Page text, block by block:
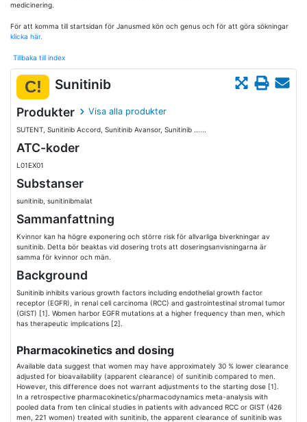
medicinering.
För att komma till startsidan för Janusmed kön och genus och för att göra sökningar
klicka här.
Tillbaka till index
C! Sunitinib
Produkter Visa alla produkter
SUTENT, Sunitinib Accord, Sunitinib Avansor, Sunitinib ......
ATC-koder
L01EX01
Substanser
sunitinib, sunitinibmalat
Sammanfattning
Kvinnor kan ha högre exponering och större risk för allvarliga biverkningar av
sunitinib. Detta bör beaktas vid dosering trots att doseringsanvisningarna är
samma för kvinnor och män.
Background
Sunitinib inhibits various growth factors including endothelial growth factor
receptor (EGFR), in renal cell carcinoma (RCC) and gastrointestinal stromal tumor
(GIST) [1]. Women harbor EGFR mutations at a higher frequency than men, which
has therapeutic implications [2].
Pharmacokinetics and dosing
Available data suggest that women may have approximately 30 % lower clearance
adjusted for bioavailability (apparent clearance) of sunitinib compared to men.
However, this difference does not warrant adjustments to the starting dose [1].
In a retrospective pharmacokinetics/pharmacodynamics meta-analysis with
pooled data from ten clinical studies in patients with advanced RCC or GIST (426
men, 221 women) treated with sunitinib, the apparent clearance of sunitinib was